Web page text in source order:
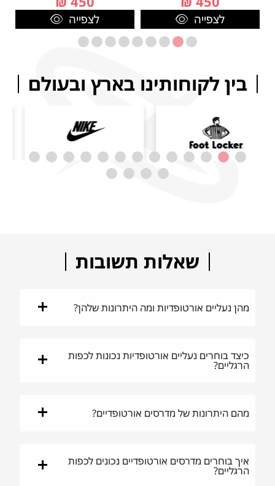
לצפייה לצפייה
בין לקוחותינו בארץ ובעולם
שאלות תשובות
מהן נעליים אורטופדיות ומה היתרונות שלהן?
כיצד בוחרים נעליים אורטופדיות נכונות לכפות
הרגליים?
מהם היתרונות של מדרסים אורטופדיים?
איך בוחרים מדרסים אורטופדיים נכונים לכפות
הרגליים?